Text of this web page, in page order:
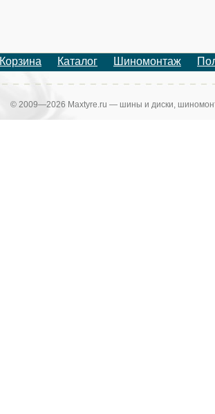
Корзина Каталог Шиномонтаж
© 2009—2026 Maxtyre.ru — шины и диски,